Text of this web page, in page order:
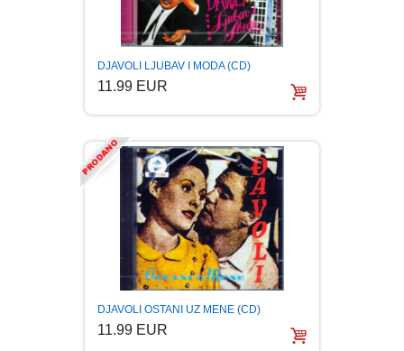
BIOGRAFIJA
CIKLIT
DRAMA
DRUSTVENA IGRA
DUH I TELO
EDUKATIVNI
ZABAVNA
BECUTAN
PAVLOVICA KREMA
100% PRIRODNO
DJAVOLI LJUBAV I MODA (CD)
11.99 EUR
DJAVOLI OSTANI UZ MENE (CD)
11.99 EUR